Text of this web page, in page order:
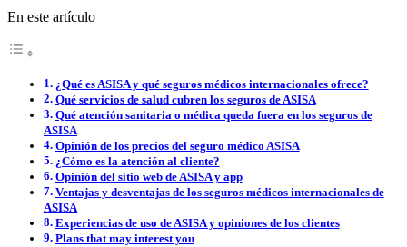
En este artículo
¿Qué es ASISA y qué seguros médicos internacionales ofrece?
Qué servicios de salud cubren los seguros de ASISA
Qué atención sanitaria o médica queda fuera en los seguros de
ASISA
Opinión de los precios del seguro médico ASISA
¿Cómo es la atención al cliente?
Opinión del sitio web de ASISA y app
Ventajas y desventajas de los seguros médicos internacionales de
ASISA
Experiencias de uso de ASISA y opiniones de los clientes
Plans that may interest you